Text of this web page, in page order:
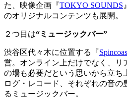
た、映像企画『TOKYO SOUNDS
のオリジナルコンテンツも展開。
２つ目は“ミュージックバー”
渋谷区代々木に位置する『
営。オンライン上だけでなく、リ
の場も必要だという思いから立ち
ログ・レコード、それぞれの音の
るミュージックバー。